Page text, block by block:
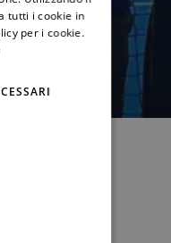
𝐠𝐢𝐨𝐫𝐧𝐚𝐭𝐚:
– 𝐀𝐧𝐝𝐫𝐞𝐚
tutti i cookie in
per i cookie.